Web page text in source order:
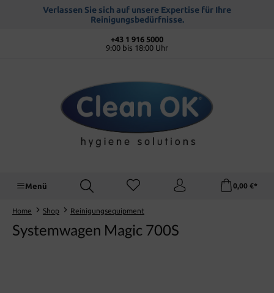
springenVerlassen Sie sich auf unsere Expertise für Ihre
Reinigungsbedürfnisse.
+43 1 916 5000
9:00 bis 18:00 Uhr
Menü 0,00 €*
Home Shop Reinigungsequipment
Systemwagen Magic 700S